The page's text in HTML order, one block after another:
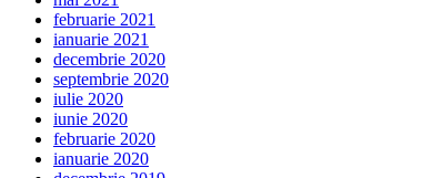
februarie 2021
ianuarie 2021
decembrie 2020
septembrie 2020
iulie 2020
iunie 2020
februarie 2020
ianuarie 2020